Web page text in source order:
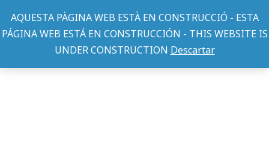
AQUESTA PÀGINA WEB ESTÀ EN CONSTRUCCIÓ - ESTA
PÁGINA WEB ESTÁ EN CONSTRUCCIÓN - THIS WEBSITE IS
UNDER CONSTRUCTION Descartar